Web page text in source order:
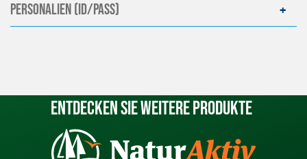
Personalien (ID/Pass)
Entdecken Sie weitere Produkte